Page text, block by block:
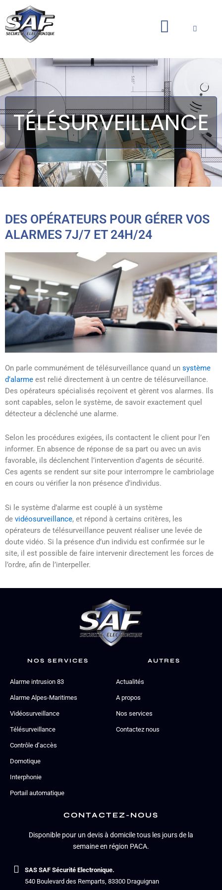
TÉLÉSURVEILLANCE
DES OPÉRATEURS POUR GÉRER VOS
ALARMES 7J/7 ET 24H/24
On parle communément de télésurveillance quand un système
d’alarme est relié directement à un centre de télésurveillance.
Des opérateurs spécialisés reçoivent et gèrent vos alarmes. Ils
sont capables, selon le système, de savoir exactement quel
détecteur a déclenché une alarme.
Selon les procédures exigées, ils contactent le client pour l’en
informer. En absence de réponse de sa part ou avec un avis
favorable, ils déclenchent l’intervention d’agents de sécurité.
Ces agents se rendent sur site pour interrompre le cambriolage
en cours ou vérifier la non présence d’individus.
Si le système d’alarme est couplé à un système
de vidéosurveillance, et répond à certains critères, les
opérateurs de télésurveillance peuvent réaliser une levée de
doute vidéo. Si la présence d’un individu est confirmée sur le
site, il est possible de faire intervenir directement les forces de
l’ordre, afin de l’interpeller.
NOS SERVICES
Alarme intrusion 83
Alarme Alpes-Maritimes
Vidéosurveillance
Télésurveillance
Contrôle d’accès
Domotique
Interphonie
Portail automatique
AUTRES
Actualités
A propos
Nos services
Contactez nous
CONTACTEZ-NOUS
Disponible pour un devis à domicile tous les jours de la
semaine en région PACA.
SAS SAF Sécurité Electronique.
540 Boulevard des Remparts, 83300 Draguignan